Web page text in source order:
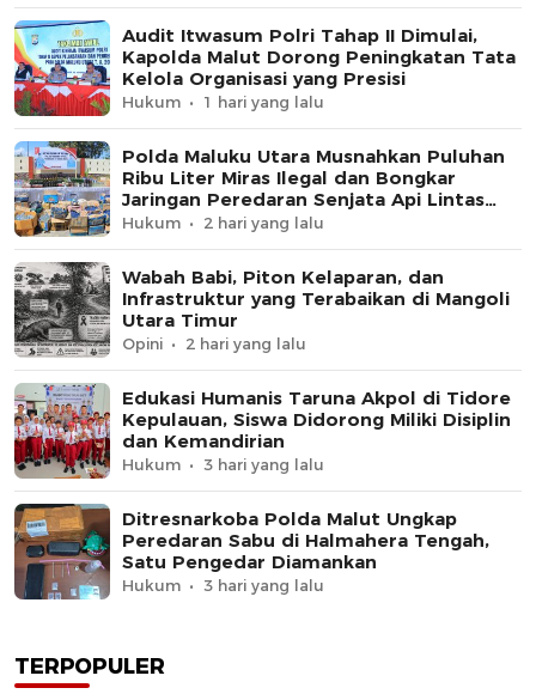
Audit Itwasum Polri Tahap II Dimulai,
Kapolda Malut Dorong Peningkatan Tata
Kelola Organisasi yang Presisi
Hukum 1 hari yang lalu
Polda Maluku Utara Musnahkan Puluhan
Ribu Liter Miras Ilegal dan Bongkar
Jaringan Peredaran Senjata Api Lintas
Negara
Hukum 2 hari yang lalu
Wabah Babi, Piton Kelaparan, dan
Infrastruktur yang Terabaikan di Mangoli
Utara Timur
Opini 2 hari yang lalu
Edukasi Humanis Taruna Akpol di Tidore
Kepulauan, Siswa Didorong Miliki Disiplin
dan Kemandirian
Hukum 3 hari yang lalu
Ditresnarkoba Polda Malut Ungkap
Peredaran Sabu di Halmahera Tengah,
Satu Pengedar Diamankan
Hukum 3 hari yang lalu
TERPOPULER